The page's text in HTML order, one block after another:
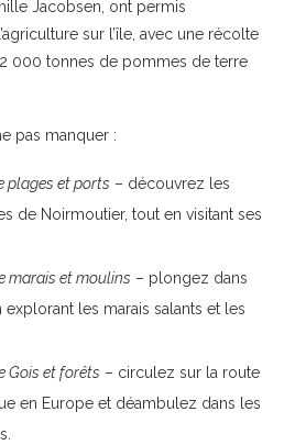
Jacobsen, ont permis
sur l’île, avec une récolte
000 tonnes de pommes de terre
pas manquer :
plages et ports – découvrez les
de Noirmoutier, tout en visitant ses
marais et moulins – plongez dans
explorant les marais salants et les
Gois et forêts – circulez sur la route
en Europe et déambulez dans les